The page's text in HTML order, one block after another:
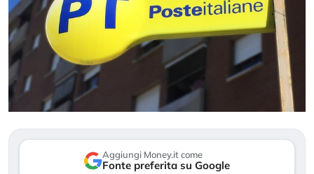
Aggiungi Money.it come
Fonte preferita su Google